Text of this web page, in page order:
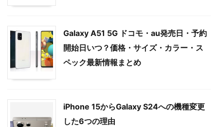
Galaxy A51 5G ドコモ・au発売日・予約
開始日いつ？価格・サイズ・カラー・ス
ペック最新情報まとめ
iPhone 15からGalaxy S24への機種変更
した6つの理由